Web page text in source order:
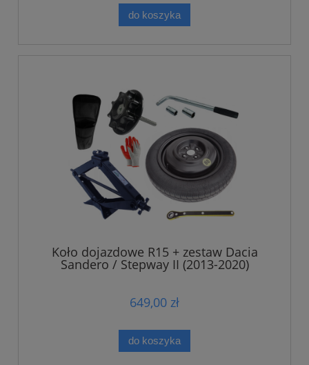
do koszyka
Koło dojazdowe R15 + zestaw Dacia
Sandero / Stepway II (2013-2020)
649,00 zł
do koszyka